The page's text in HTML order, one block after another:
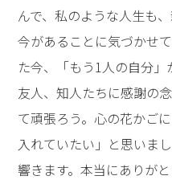
んで、私のような人生も
今があることに気づかせ
た今、「もう1人の自分」
友人、知人たちに感謝の
て頑張ろう。心の花かご
入れていたい」と思いま
響きます。本当にありが